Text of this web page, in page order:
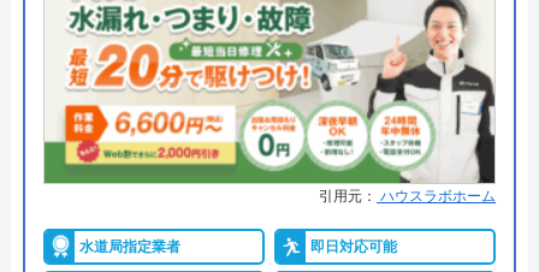
●支払い方法
現金、銀行振込、モバイル、後払
い決済、クレジットカード
●累計実績
年間25万件、累計500万件の修理交
換実績
●保証・保険
工事保証12年・商品保証10年(最
詳細は公式HPでご確認ください
引用元： ハウスラボホーム
水道局指定業者 即日対応可能